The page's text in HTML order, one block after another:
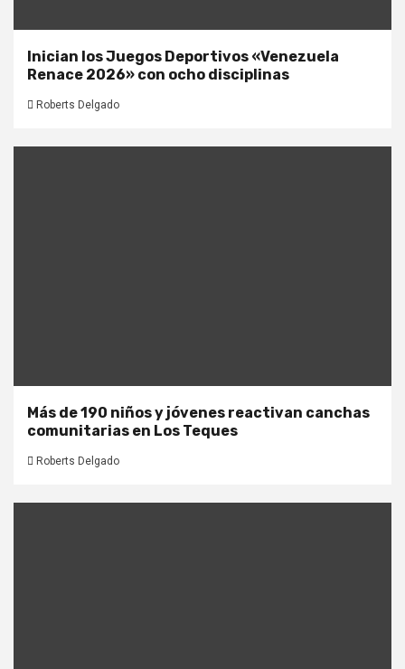
Inician los Juegos Deportivos «Venezuela
Renace 2026» con ocho disciplinas
Roberts Delgado
Más de 190 niños y jóvenes reactivan canchas
comunitarias en Los Teques
Roberts Delgado